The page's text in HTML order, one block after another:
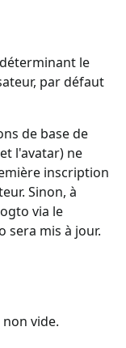
le
par défaut
de base de
l'avatar) ne
inscription
Sinon, à
via le
sera mis à jour.
vide.